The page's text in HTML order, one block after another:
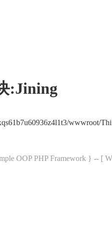
:Jining
wwwroot/
OOP PHP Framework } -- [